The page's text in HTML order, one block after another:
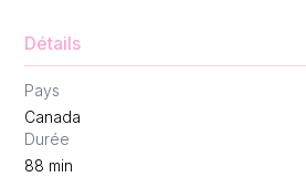
Détails
Pays
Canada
Durée
88 min